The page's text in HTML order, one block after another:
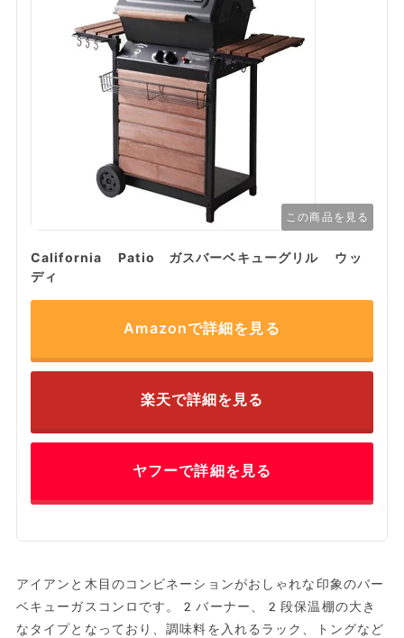
この商品を見る
California Patio ガスバーベキューグリル ウッ
ディ
Amazonで詳細を見る
楽天で詳細を見る
ヤフーで詳細を見る
アイアンと木目のコンビネーションがおしゃれな印象のバー
ベキューガスコンロです。2バーナー、2段保温棚の大き
なタイプとなっており、調味料を入れるラック、トングなど